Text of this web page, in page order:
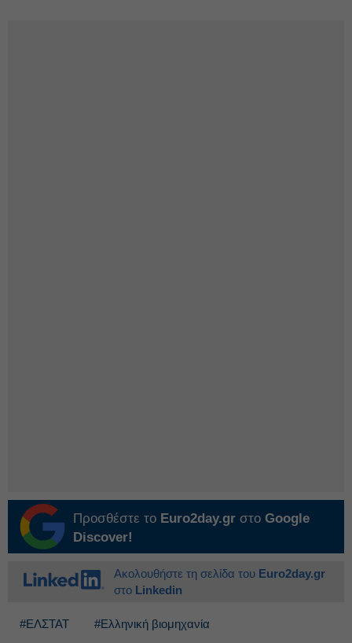
Προσθέστε το Euro2day.gr στο Google
Discover!
Ακολουθήστε τη σελίδα του Euro2day.gr
στο Linkedin
#ΕΛΣΤΑΤ #Ελληνική βιομηχανία